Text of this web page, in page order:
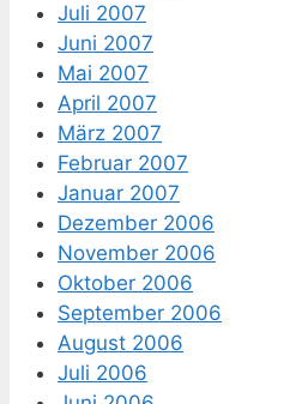
Juli 2007
Juni 2007
Mai 2007
April 2007
März 2007
Februar 2007
Januar 2007
Dezember 2006
November 2006
Oktober 2006
September 2006
August 2006
Juli 2006